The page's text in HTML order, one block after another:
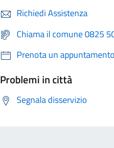
Richiedi Assistenza
Chiama il comune 0825
Prenota un appuntamento
Problemi in città
Segnala disservizio